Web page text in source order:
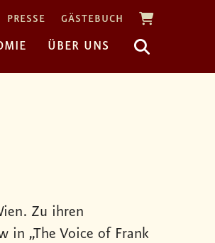
PRESSE GÄSTEBUCH
ÜBER UNS
Zu ihren
in „The Voice of Frank